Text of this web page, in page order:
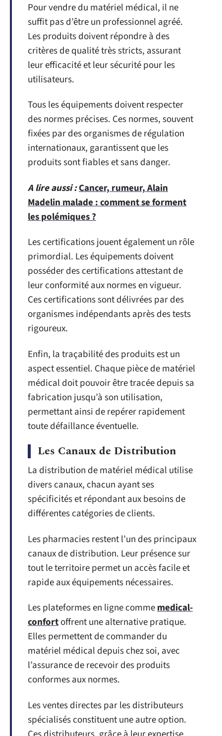
Pour vendre du matériel médical, il ne
suffit pas d’être un professionnel agréé.
Les produits doivent répondre à des
critères de qualité très stricts, assurant
leur efficacité et leur sécurité pour les
utilisateurs.
Tous les équipements doivent respecter
des normes précises. Ces normes, souvent
fixées par des organismes de régulation
internationaux, garantissent que les
produits sont fiables et sans danger.
A lire aussi :Cancer, rumeur, Alain
Madelin malade : comment se forment
les polémiques ?
Les certifications jouent également un rôle
primordial. Les équipements doivent
posséder des certifications attestant de
leur conformité aux normes en vigueur.
Ces certifications sont délivrées par des
organismes indépendants après des tests
rigoureux.
Enfin, la traçabilité des produits est un
aspect essentiel. Chaque pièce de matériel
médical doit pouvoir être tracée depuis sa
fabrication jusqu’à son utilisation,
permettant ainsi de repérer rapidement
toute défaillance éventuelle.
Les Canaux de Distribution
La distribution de matériel médical utilise
divers canaux, chacun ayant ses
spécificités et répondant aux besoins de
différentes catégories de clients.
Les pharmacies restent l’un des principaux
canaux de distribution. Leur présence sur
tout le territoire permet un accès facile et
rapide aux équipements nécessaires.
Les plateformes en ligne commemedical-
confortoffrent une alternative pratique.
Elles permettent de commander du
matériel médical depuis chez soi, avec
l’assurance de recevoir des produits
conformes aux normes.
Les ventes directes par les distributeurs
spécialisés constituent une autre option.